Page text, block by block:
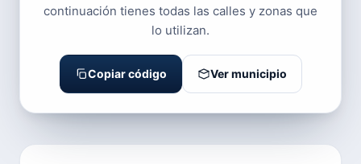
continuación tienes todas las calles y zonas que
lo utilizan.
Copiar código Ver municipio